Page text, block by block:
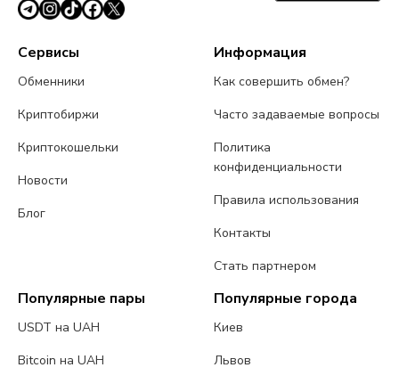
Сервисы
Обменники
Криптобиржи
Криптокошельки
Новости
Блог
Информация
Как совершить обмен?
Часто задаваемые вопросы
Политика
конфиденциальности
Правила использования
Контакты
Стать партнером
Популярные пары
USDT на UAH
Bitcoin на UAH
Популярные города
Киев
Львов